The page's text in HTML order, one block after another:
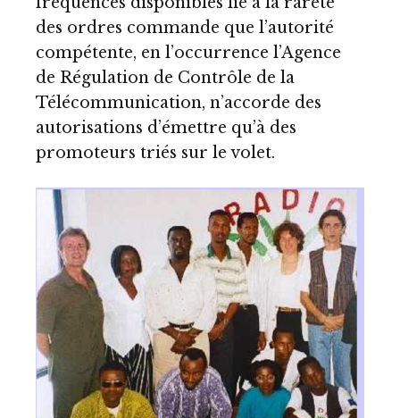
des ordres commande que l’autorité
compétente, en l’occurrence l’Agence
de Régulation de Contrôle de la
Télécommunication, n’accorde des
autorisations d’émettre qu’à des
promoteurs triés sur le volet.